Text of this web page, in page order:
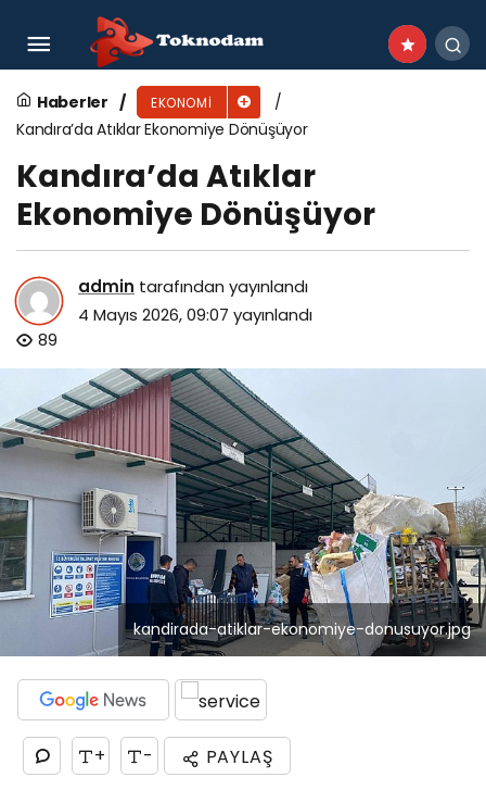
Haberler EKONOMI
Kandıra’da Atıklar Ekonomiye Dönüşüyor
Kandıra’da Atıklar
Ekonomiye Dönüşüyor
admin tarafından yayınlandı
4 Mayıs 2026, 09:07 yayınlandı
89
kandirada-atiklar-ekonomiye-donusuyor.jpg
+ - PAYLAŞ
Mastercard, “Yapay Zekâ Asistanlı Ticaret”
Alanında Dünyanın Bir Numarası Seçildi